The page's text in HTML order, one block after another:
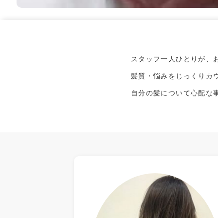
スタッフ一人ひとりが、
髪質・悩みをじっくりカ
自分の髪について心配な